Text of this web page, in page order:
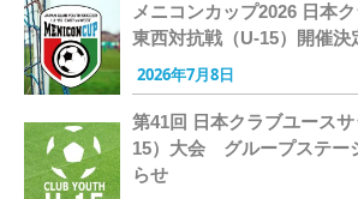
メニコンカップ2026 日本
東西対抗戦（U-15）開催決
2026年7月8日
第41回 日本クラブユース
15）大会 グループステー
らせ